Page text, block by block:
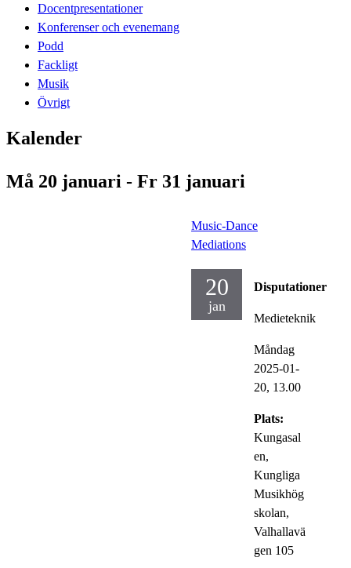
Docentpresentationer
Konferenser och evenemang
Podd
Fackligt
Musik
Övrigt
Kalender
Må 20 januari - Fr 31 januari
Music-Dance
Mediations
20
jan
Disputationer
Medieteknik
Måndag
2025-01-
20, 13.00
Plats:
Kungasal
en,
Kungliga
Musikhög
skolan,
Valhallavä
gen 105